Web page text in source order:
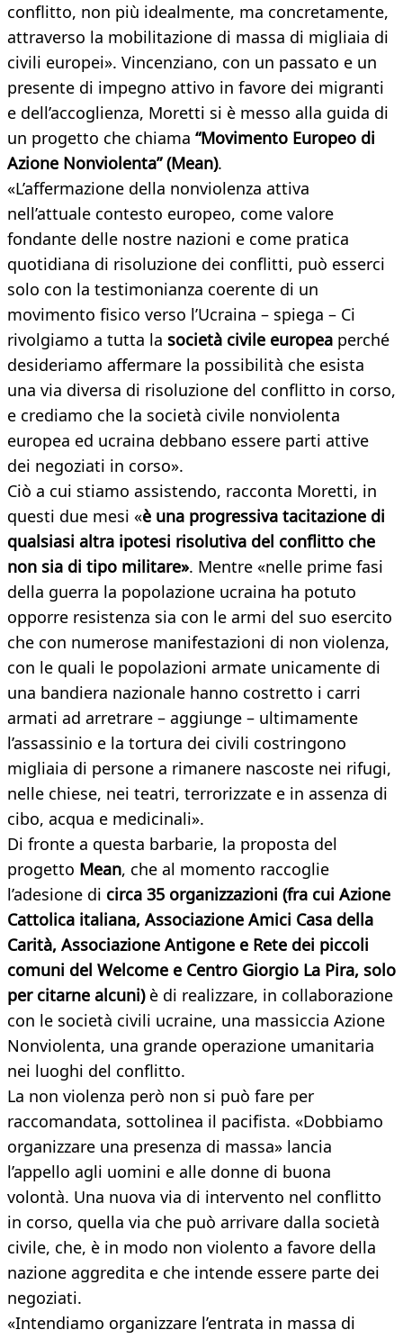
conflitto, non più idealmente, ma concretamente,
attraverso la mobilitazione di massa di migliaia di
civili europei». Vincenziano, con un passato e un
presente di impegno attivo in favore dei migranti
e dell’accoglienza, Moretti si è messo alla guida di
un progetto che chiama “Movimento Europeo di
Azione Nonviolenta” (Mean).
«L’affermazione della nonviolenza attiva
nell’attuale contesto europeo, come valore
fondante delle nostre nazioni e come pratica
quotidiana di risoluzione dei conflitti, può esserci
solo con la testimonianza coerente di un
movimento fisico verso l’Ucraina – spiega – Ci
rivolgiamo a tutta la società civile europea perché
desideriamo affermare la possibilità che esista
una via diversa di risoluzione del conflitto in corso,
e crediamo che la società civile nonviolenta
europea ed ucraina debbano essere parti attive
dei negoziati in corso».
Ciò a cui stiamo assistendo, racconta Moretti, in
questi due mesi «è una progressiva tacitazione di
qualsiasi altra ipotesi risolutiva del conflitto che
non sia di tipo militare». Mentre «nelle prime fasi
della guerra la popolazione ucraina ha potuto
opporre resistenza sia con le armi del suo esercito
che con numerose manifestazioni di non violenza,
con le quali le popolazioni armate unicamente di
una bandiera nazionale hanno costretto i carri
armati ad arretrare – aggiunge – ultimamente
l’assassinio e la tortura dei civili costringono
migliaia di persone a rimanere nascoste nei rifugi,
nelle chiese, nei teatri, terrorizzate e in assenza di
cibo, acqua e medicinali».
Di fronte a questa barbarie, la proposta del
progetto Mean, che al momento raccoglie
l’adesione di circa 35 organizzazioni (fra cui Azione
Cattolica italiana, Associazione Amici Casa della
Carità, Associazione Antigone e Rete dei piccoli
comuni del Welcome e Centro Giorgio La Pira, solo
per citarne alcuni)è di realizzare, in collaborazione
con le società civili ucraine, una massiccia Azione
Nonviolenta, una grande operazione umanitaria
nei luoghi del conflitto.
La non violenza però non si può fare per
raccomandata, sottolinea il pacifista. «Dobbiamo
organizzare una presenza di massa» lancia
l’appello agli uomini e alle donne di buona
volontà. Una nuova via di intervento nel conflitto
in corso, quella via che può arrivare dalla società
civile, che, è in modo non violento a favore della
nazione aggredita e che intende essere parte dei
negoziati.
«Intendiamo organizzare l’entrata in massa di